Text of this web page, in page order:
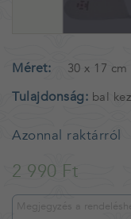
Méret 30 x 17 cm
Tulajdonság bal
Azonnal raktárról
2 990 Ft